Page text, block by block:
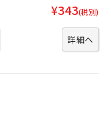
¥343(税別)
詳細へ